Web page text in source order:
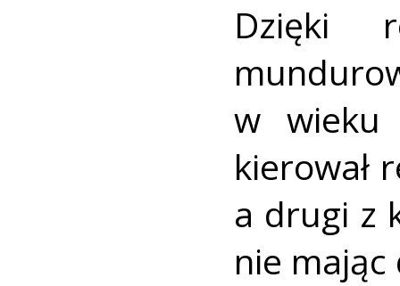
Dzięki
w
kierował
a drugi z
nie